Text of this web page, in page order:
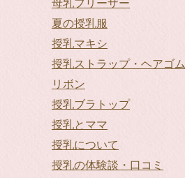
母乳フリーザー
夏の授乳服
授乳マキシ
授乳ストラップ・ヘアゴム
リボン
授乳ブラトップ
授乳とママ
授乳について
授乳の体験談・口コミ